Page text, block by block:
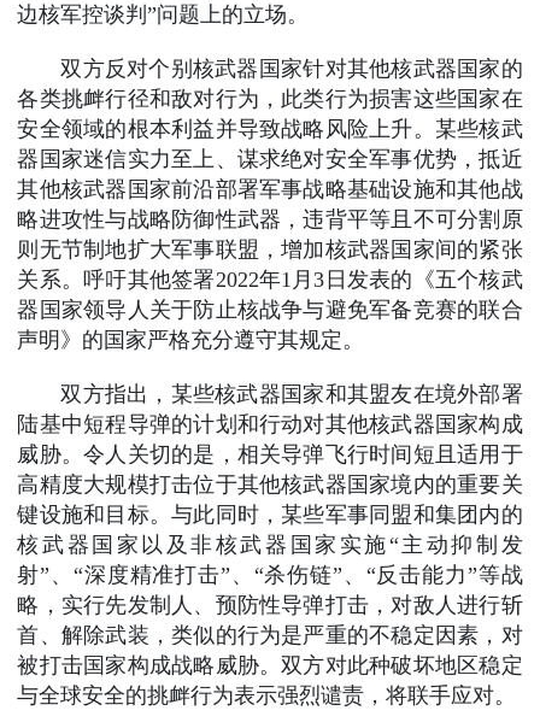
边核军控谈判”问题上的立场。
双方反对个别核武器国家针对其他核武器国家的
各类挑衅行径和敌对行为，此类行为损害这些国家在
安全领域的根本利益并导致战略风险上升。某些核武
器国家迷信实力至上、谋求绝对安全军事优势，抵近
其他核武器国家前沿部署军事战略基础设施和其他战
略进攻性与战略防御性武器，违背平等且不可分割原
则无节制地扩大军事联盟，增加核武器国家间的紧张
关系。呼吁其他签署2022年1月3日发表的《五个核武
器国家领导人关于防止核战争与避免军备竞赛的联合
声明》的国家严格充分遵守其规定。
双方指出，某些核武器国家和其盟友在境外部署
陆基中短程导弹的计划和行动对其他核武器国家构成
威胁。令人关切的是，相关导弹飞行时间短且适用于
高精度大规模打击位于其他核武器国家境内的重要关
键设施和目标。与此同时，某些军事同盟和集团内的
核武器国家以及非核武器国家实施“主动抑制发
射”、“深度精准打击”、“杀伤链”、“反击能力”等战
略，实行先发制人、预防性导弹打击，对敌人进行斩
首、解除武装，类似的行为是严重的不稳定因素，对
被打击国家构成战略威胁。双方对此种破坏地区稳定
与全球安全的挑衅行为表示强烈谴责，将联手应对。